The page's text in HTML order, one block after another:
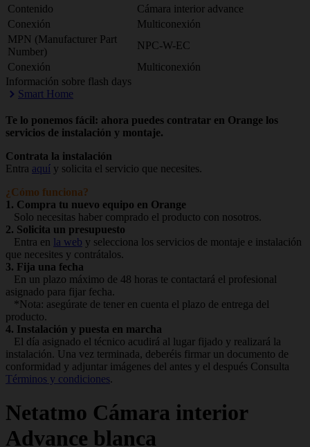
Contenido
Cámara interior advance
Conexión
Multiconexión
MPN (Manufacturer Part
Number)
NPC-W-EC
Conexión
Multiconexión
Información sobre flash days
Smart Home
Te lo ponemos fácil: ahora puedes contratar en Orange los
servicios de instalación y montaje.
Contrata la instalación
Entra aquí y solicita el servicio que necesites.
¿Cómo funciona?
1. Compra tu nuevo equipo en Orange
Solo necesitas haber comprado el producto con nosotros.
2. Solicita un presupuesto
Entra en la web y selecciona los servicios de montaje e instalación
que necesites y contrátalos.
3. Fija una fecha
En un plazo máximo de 48 horas te contactará el profesional
asignado para fijar fecha.
*Nota: asegúrate de tener en cuenta el plazo de entrega del
producto.
4. Instalación y puesta en marcha
El día asignado el técnico acudirá al lugar fijado y realizará la
instalación. Una vez terminada, deberéis firmar un documento de
conformidad y adjuntar imágenes del antes y el después Consulta
Términos y condiciones.
Netatmo Cámara interior
Advance blanca